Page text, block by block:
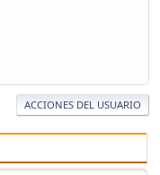
ACCIONES DEL USUARIO